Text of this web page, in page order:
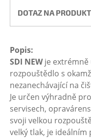
DOTAZ NA PRODUKT
Popis:
SDI NEWje extrémně
rozpouštědlo s
nezanechávající na
Je určen výhradně
servisech,
svoji velkou
velký tlak, je